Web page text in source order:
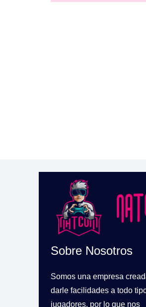
Sobre Nosotros
Somos una empresa
darle facilidades a todo
jugadores, por lo que nos